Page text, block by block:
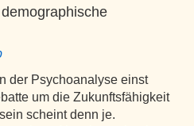
der Psychoanalyse einst
um die Zukunftsfähigkeit
scheint denn je.